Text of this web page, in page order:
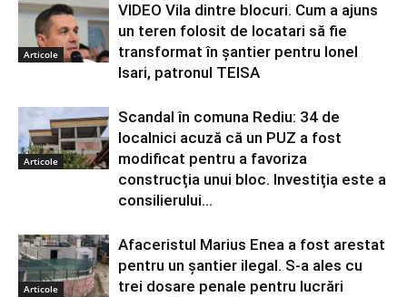
Articole
VIDEO Vila dintre blocuri. Cum a ajuns
un teren folosit de locatari să fie
transformat în șantier pentru Ionel
Isari, patronul TEISA
Articole
Scandal în comuna Rediu: 34 de
localnici acuză că un PUZ a fost
modificat pentru a favoriza
construcția unui bloc. Investiția este a
consilierului...
Articole
Afaceristul Marius Enea a fost arestat
pentru un șantier ilegal. S-a ales cu
trei dosare penale pentru lucrări